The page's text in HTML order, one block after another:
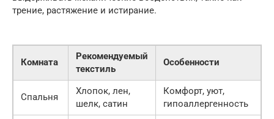
трение, растяжение и истирание.
Комната
Рекомендуемый
текстиль
Особенности
Спальня
Хлопок, лен,
шелк, сатин
Комфорт, уют,
гипоаллергенность